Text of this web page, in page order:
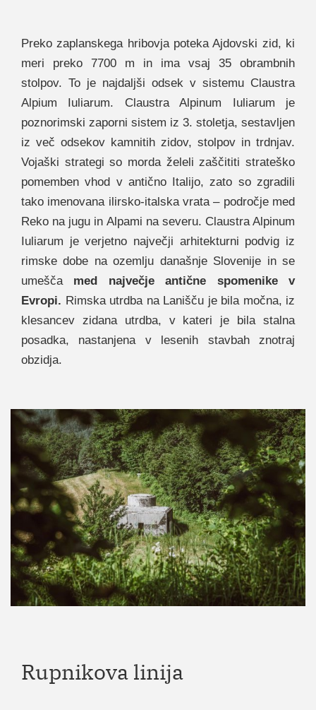
Preko zaplanskega hribovja poteka Ajdovski zid, ki
meri preko 7700 m in ima vsaj 35 obrambnih
stolpov. To je najdaljši odsek v sistemu Claustra
Alpium Iuliarum. Claustra Alpinum Iuliarum je
poznorimski zaporni sistem iz 3. stoletja, sestavljen
iz več odsekov kamnitih zidov, stolpov in trdnjav.
Vojaški strategi so morda želeli zaščititi strateško
pomemben vhod v antično Italijo, zato so zgradili
tako imenovana ilirsko-italska vrata – področje med
Reko na jugu in Alpami na severu. Claustra Alpinum
Iuliarum je verjetno največji arhitekturni podvig iz
rimske dobe na ozemlju današnje Slovenije in se
umešča med največje antične spomenike v
Evropi. Rimska utrdba na Lanišču je bila močna, iz
klesancev zidana utrdba, v kateri je bila stalna
posadka, nastanjena v lesenih stavbah znotraj
obzidja.
Rupnikova linija